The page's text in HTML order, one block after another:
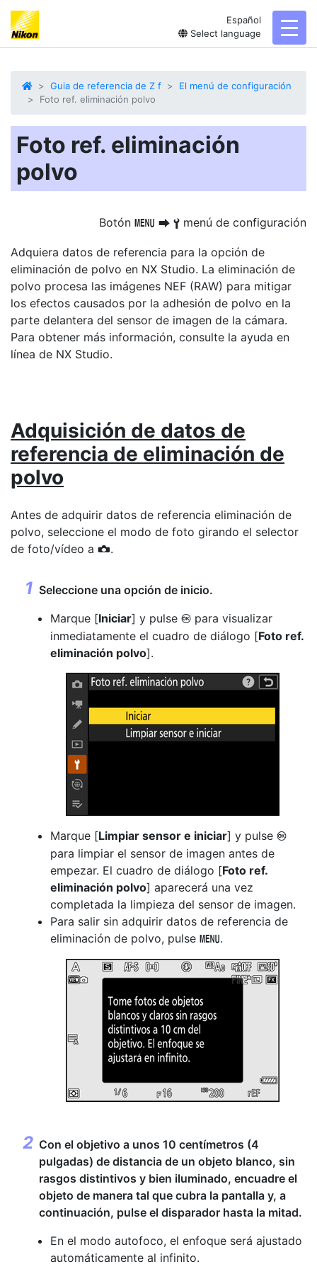
Español
Select language
Guia de referencia de Z f
El menú de configuración
Foto ref. eliminación polvo
Foto ref. eliminación
polvo
Botón G U B menú de configuración
Adquiera datos de referencia para la opción de
eliminación de polvo en NX Studio. La eliminación de
polvo procesa las imágenes NEF (RAW) para mitigar
los efectos causados por la adhesión de polvo en la
parte delantera del sensor de imagen de la cámara.
Para obtener más información, consulte la ayuda en
línea de NX Studio.
Adquisición de datos de
referencia de eliminación de
polvo
Antes de adquirir datos de referencia eliminación de
polvo, seleccione el modo de foto girando el selector
de foto/vídeo a C.
Seleccione una opción de inicio.
Marque [Iniciar] y pulse J para visualizar
inmediatamente el cuadro de diálogo [Foto ref.
eliminación polvo].
Marque [Limpiar sensor e iniciar] y pulse J
para limpiar el sensor de imagen antes de
empezar. El cuadro de diálogo [Foto ref.
eliminación polvo] aparecerá una vez
completada la limpieza del sensor de imagen.
Para salir sin adquirir datos de referencia de
eliminación de polvo, pulse G.
Con el objetivo a unos 10 centímetros (4
pulgadas) de distancia de un objeto blanco, sin
rasgos distintivos y bien iluminado, encuadre el
objeto de manera tal que cubra la pantalla y, a
continuación, pulse el disparador hasta la mitad.
En el modo autofoco, el enfoque será ajustado
automáticamente al infinito.